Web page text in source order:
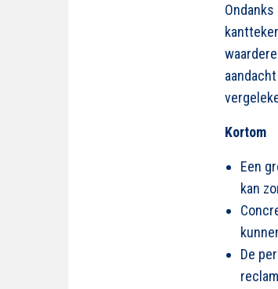
Kortom
Een
kan
De